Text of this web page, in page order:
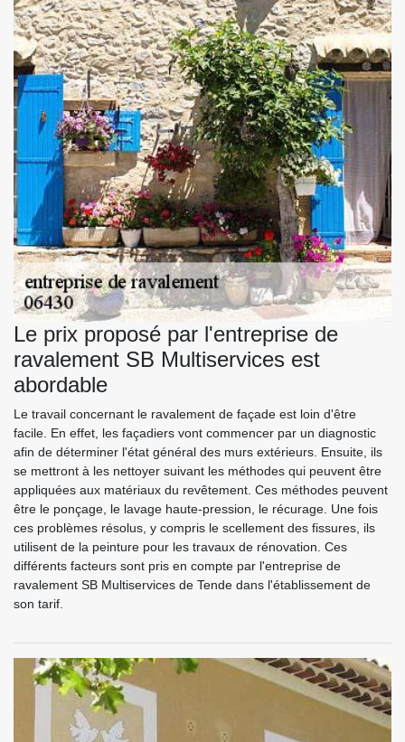
Le prix proposé par l'entreprise de
ravalement SB Multiservices est
abordable
Le travail concernant le ravalement de façade est loin d'être
facile. En effet, les façadiers vont commencer par un diagnostic
afin de déterminer l'état général des murs extérieurs. Ensuite, ils
se mettront à les nettoyer suivant les méthodes qui peuvent être
appliquées aux matériaux du revêtement. Ces méthodes peuvent
être le ponçage, le lavage haute-pression, le récurage. Une fois
ces problèmes résolus, y compris le scellement des fissures, ils
utilisent de la peinture pour les travaux de rénovation. Ces
différents facteurs sont pris en compte par l'entreprise de
ravalement SB Multiservices de Tende dans l'établissement de
son tarif.